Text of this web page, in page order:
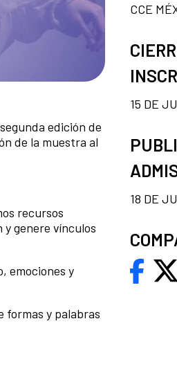
edición de
de la muestra al
recursos
genere vínculos
emociones y
formas y palabras
CCE
15 DE
18 DE